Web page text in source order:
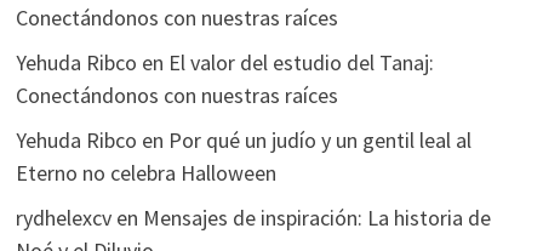
Conectándonos con nuestras raíces
Yehuda Ribco en El valor del estudio del Tanaj:
Conectándonos con nuestras raíces
Yehuda Ribco en Por qué un judío y un gentil leal al
Eterno no celebra Halloween
rydhelexcven Mensajes de inspiración: La historia de